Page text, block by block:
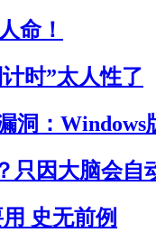
命！
时”太人性了
洞：Windows
只因大脑会自
史无前例